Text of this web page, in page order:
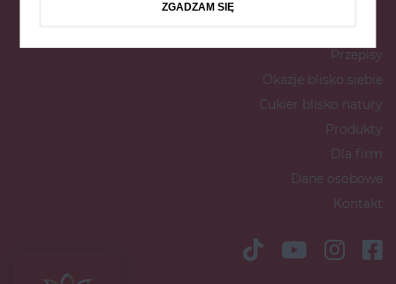
Przepisy
Okazje blisko siebie
Cukier blisko natury
Produkty
Dla firm
Dane osobowe
Kontakt
ZGADZAM SIĘ